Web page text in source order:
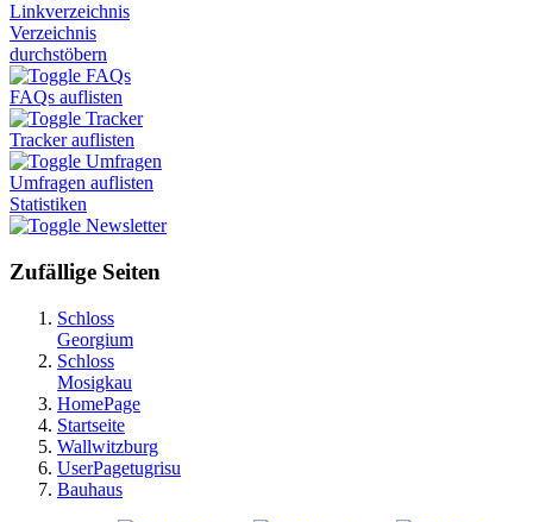
Linkverzeichnis
Verzeichnis
durchstöbern
FAQs
FAQs auflisten
Tracker
Tracker auflisten
Umfragen
Umfragen auflisten
Statistiken
Newsletter
Zufällige Seiten
Schloss
Georgium
Schloss
Mosigkau
HomePage
Startseite
Wallwitzburg
UserPagetugrisu
Bauhaus